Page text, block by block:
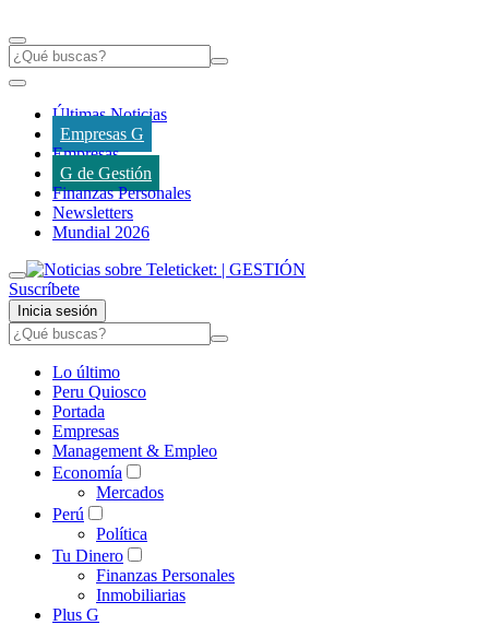
Últimas Noticias
Empresas G
Empresas
G de Gestión
Finanzas Personales
Newsletters
Mundial 2026
Suscríbete
Inicia sesión
Lo último
Peru Quiosco
Portada
Empresas
Management & Empleo
Economía
Mercados
Perú
Política
Tu Dinero
Finanzas Personales
Inmobiliarias
Plus G